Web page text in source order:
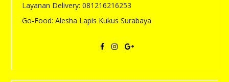
Layanan Delivery: 081216216253
Go-Food: Alesha Lapis Kukus Surabaya